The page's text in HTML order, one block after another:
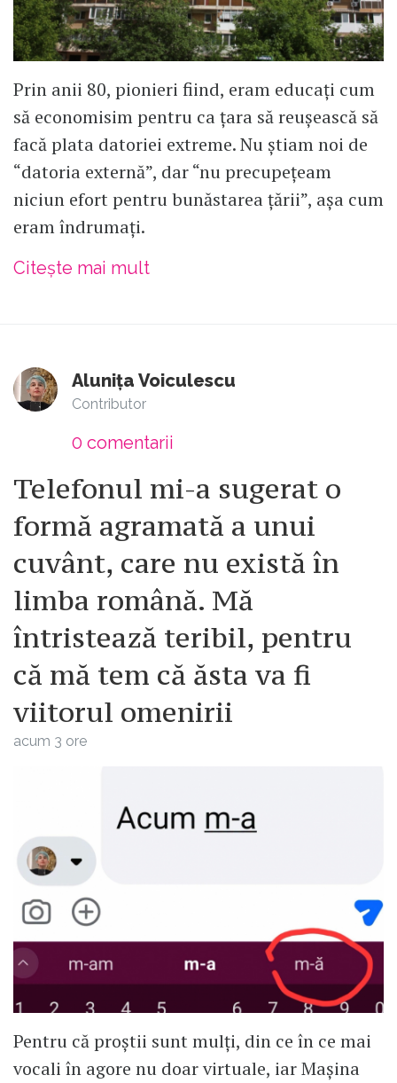
Prin anii 80, pionieri fiind, eram educați cum
să economisim pentru ca țara să reușească să
facă plata datoriei extreme. Nu știam noi de
“datoria externă”, dar “nu precupețeam
niciun efort pentru bunăstarea țării”, așa cum
eram îndrumați.
Citește mai mult
Alunița Voiculescu
Contributor
0 comentarii
Telefonul mi-a sugerat o
formă agramată a unui
cuvânt, care nu există în
limba română. Mă
întristează teribil, pentru
că mă tem că ăsta va fi
viitorul omenirii
acum 3 ore
Pentru că proștii sunt mulți, din ce în ce mai
vocali în agore nu doar virtuale, iar Mașina